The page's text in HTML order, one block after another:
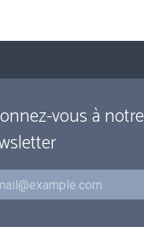
vous à notre